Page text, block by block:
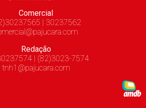
Comercial
| 30237562
Redação
| (82)3023-7574
tnh1@pajucara.com